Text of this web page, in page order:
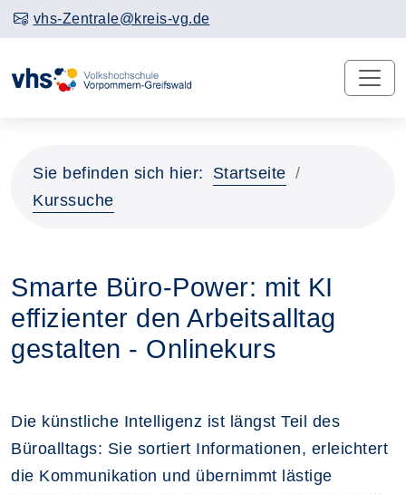
vhs-Zentrale@kreis-vg.de
Sie befinden sich hier:
Startseite
Kurssuche
Smarte Büro-Power: mit KI
effizienter den Arbeitsalltag
gestalten - Onlinekurs
Die künstliche Intelligenz ist längst Teil des
Büroalltags: Sie sortiert Informationen, erleichtert
die Kommunikation und übernimmt lästige